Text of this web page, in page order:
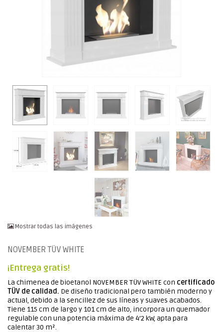
Mostrar todas las imágenes
NOVEMBER TÜV WHITE
¡Entrega gratis!
La chimenea de bioetanol NOVEMBER TÜV WHITE con certificado
TÜV de calidad. De diseño tradicional pero también moderno y
actual, debido a la sencillez de sus líneas y suaves acabados.
Tiene 115 cm de largo y 101 cm de alto, incorpora un quemador
regulable con una potencia máxima de 4’2 kW, apta para
calentar 30 m².